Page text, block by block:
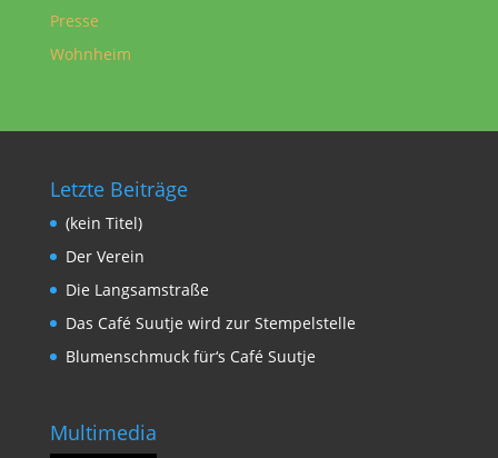
Presse
Wohnheim
Letzte Beiträge
(kein Titel)
Der Verein
Die Langsamstraße
Das Café Suutje wird zur Stempelstelle
Blumenschmuck für‘s Café Suutje
Multimedia